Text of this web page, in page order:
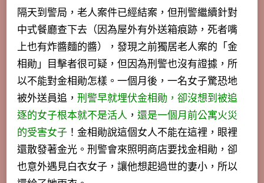
隔天到警局，老人案件已經結案，但刑警繼續針對
中式餐廳查下去（因為屋外有外送箱痕跡，死者嘴
上也有炸醬麵的醬）， 發現之前獨居老人案的「金
相勛」目擊者很可疑 ，但因為刑警也沒有證據，所
以不能對金相勛怎樣。一個月後，一名女子驚恐地
被外送員追， 刑警早就埋伏金相勛，卻沒想到被追
逐的女子根本就不是活人 ， 還是一個月前公寓火災
的受害女子 ！金相勛說這個女人不能在這裡， 眼裡
還散發著金光 。刑警會來照明商店要找金相勛，卻
也意外遇見白衣女子，讓他想起過世的妻小，所以